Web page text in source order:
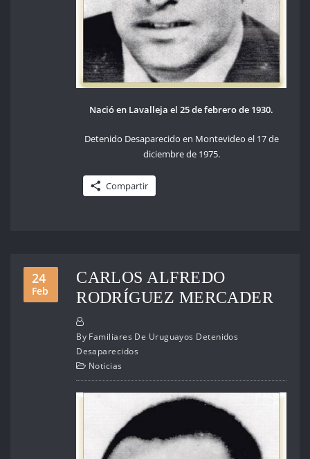
Nació en Lavalleja el 25 de febrero de 1930.
Detenido Desaparecido en Montevideo el 17 de
diciembre de 1975.
Compartir
24
Feb
CARLOS ALFREDO
RODRÍGUEZ MERCADER
By Familiares De Uruguayos Detenidos
Desaparecidos
Noticias